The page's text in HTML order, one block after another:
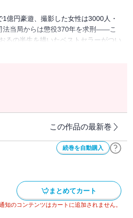
円豪遊、撮影した女性は3000人・
法当局からは懲役370年を求刑――こ
の半生を描いたベストセラーがつい
美麗カラーになって増量収録！
この作品の最新巻
続巻を自動購入
まとめてカート
知のコンテンツはカートに追加されません。